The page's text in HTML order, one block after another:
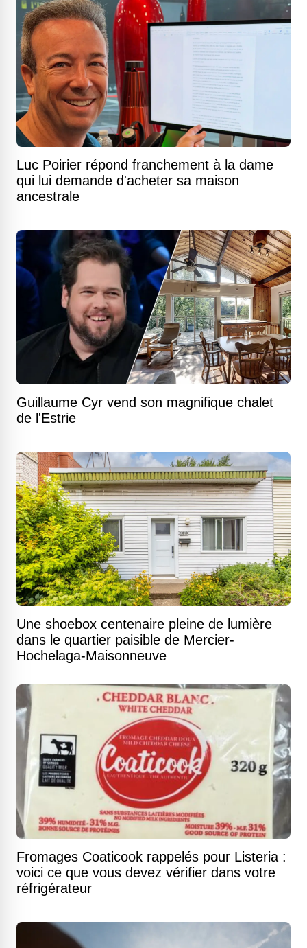
Luc Poirier répond franchement à la dame
qui lui demande d'acheter sa maison
ancestrale
Guillaume Cyr vend son magnifique chalet
de l'Estrie
Une shoebox centenaire pleine de lumière
dans le quartier paisible de Mercier-
Hochelaga-Maisonneuve
Fromages Coaticook rappelés pour Listeria :
voici ce que vous devez vérifier dans votre
réfrigérateur